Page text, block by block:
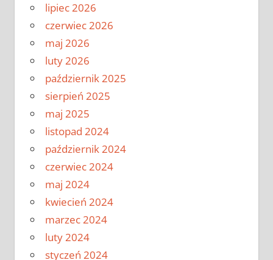
lipiec 2026
czerwiec 2026
maj 2026
luty 2026
październik 2025
sierpień 2025
maj 2025
listopad 2024
październik 2024
czerwiec 2024
maj 2024
kwiecień 2024
marzec 2024
luty 2024
styczeń 2024